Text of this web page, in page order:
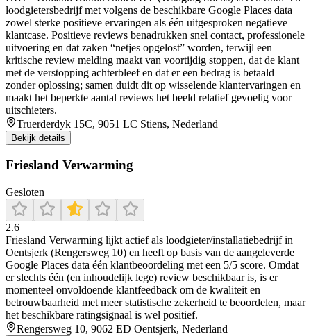
loodgietersbedrijf met volgens de beschikbare Google Places data
zowel sterke positieve ervaringen als één uitgesproken negatieve
klantcase. Positieve reviews benadrukken snel contact, professionele
uitvoering en dat zaken “netjes opgelost” worden, terwijl een
kritische review melding maakt van voortijdig stoppen, dat de klant
met de verstopping achterbleef en dat er een bedrag is betaald
zonder oplossing; samen duidt dit op wisselende klantervaringen en
maakt het beperkte aantal reviews het beeld relatief gevoelig voor
uitschieters.
Truerderdyk 15C, 9051 LC Stiens, Nederland
Bekijk details
Friesland Verwarming
Gesloten
2.6
Friesland Verwarming lijkt actief als loodgieter/installatiebedrijf in
Oentsjerk (Rengersweg 10) en heeft op basis van de aangeleverde
Google Places data één klantbeoordeling met een 5/5 score. Omdat
er slechts één (en inhoudelijk lege) review beschikbaar is, is er
momenteel onvoldoende klantfeedback om de kwaliteit en
betrouwbaarheid met meer statistische zekerheid te beoordelen, maar
het beschikbare ratingsignaal is wel positief.
Rengersweg 10, 9062 ED Oentsjerk, Nederland